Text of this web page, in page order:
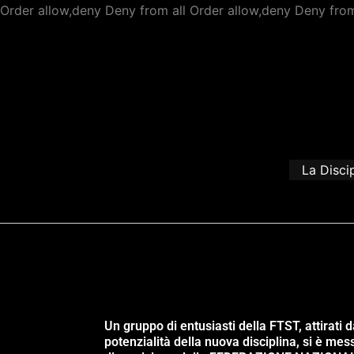
Order allow,deny Deny from all Order allow,deny Deny
La
Un gruppo di entusiasti della FTST, attirati
potenzialità della nuova disciplina, si è